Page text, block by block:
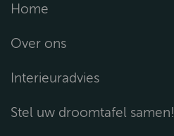
Home
Over ons
Interieuradvies
Stel uw droomtafel samen!